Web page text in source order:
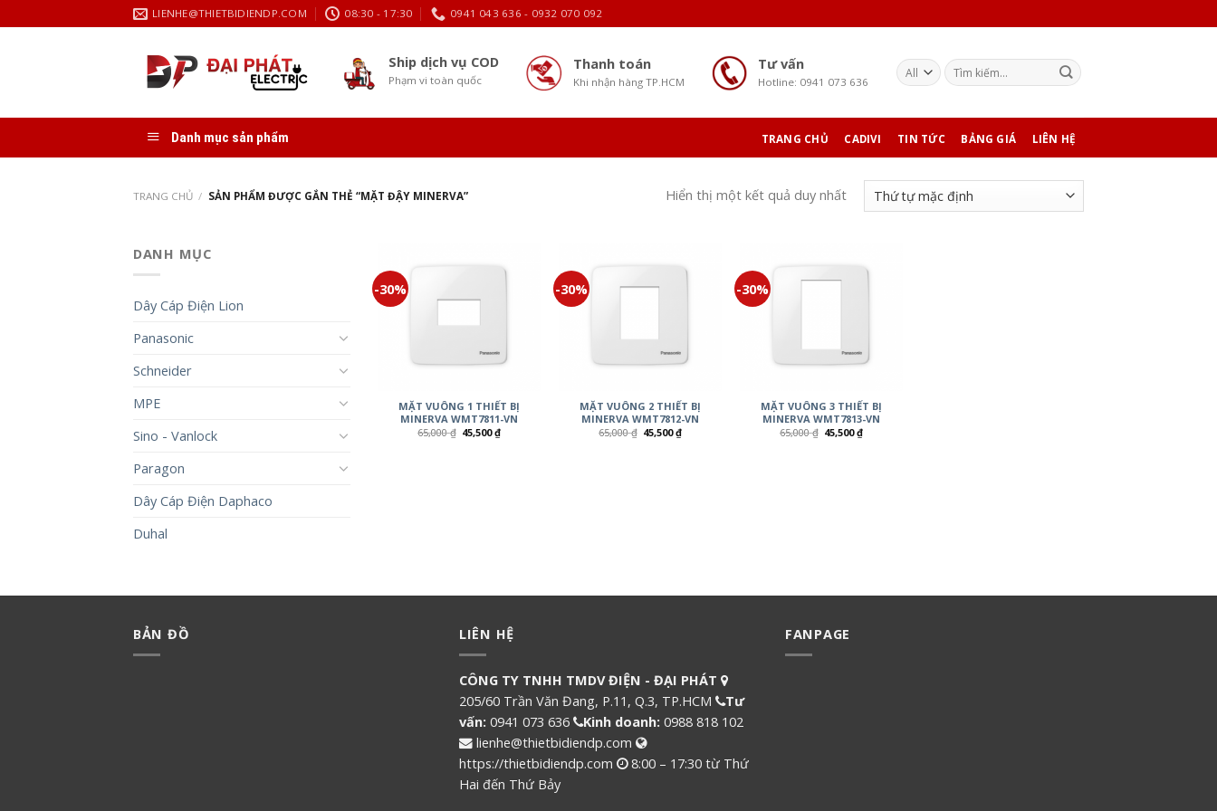
to
LIENHE@THIETBIDIENDP.COM 08:30 - 17:30 0941 043 636 - 0932 070 092
Ship dịch vụ COD
Phạm vi toàn quốc
Thanh toán
Khi nhận hàng TP.HCM
Tư vấn
Hotline: 0941 073 636
Danh mục sản phẩm TRANG CHỦ CADIVI TIN TỨC BẢNG GIÁ LIÊN HỆ
TRANG CHỦ / SẢN PHẨM ĐƯỢC GẮN THẺ “MẶT ĐẬY MINERVA” Hiển thị một kết quả duy nhất
DANH MỤC
Dây Cáp Điện Lion
Panasonic
Schneider
MPE
Sino - Vanlock
Paragon
Dây Cáp Điện Daphaco
Duhal
-30%
MẶT VUÔNG 1 THIẾT BỊ
MINERVA WMT7811-VN
65,000₫ 45,500₫
-30%
MẶT VUÔNG 2 THIẾT BỊ
MINERVA WMT7812-VN
65,000₫ 45,500₫
-30%
MẶT VUÔNG 3 THIẾT BỊ
MINERVA WMT7813-VN
65,000₫ 45,500₫
BẢN ĐỒ LIÊN HỆ
CÔNG TY TNHH TMDV ĐIỆN - ĐẠI PHÁT
205/60 Trần Văn Đang, P.11, Q.3, TP.HCM
Tư
vấn: 0941 073 636 Kinh doanh: 0988 818 102
lienhe@thietbidiendp.com
https://thietbidiendp.com
8:00 – 17:30 từ Thứ
Hai đến Thứ Bảy
FANPAGE